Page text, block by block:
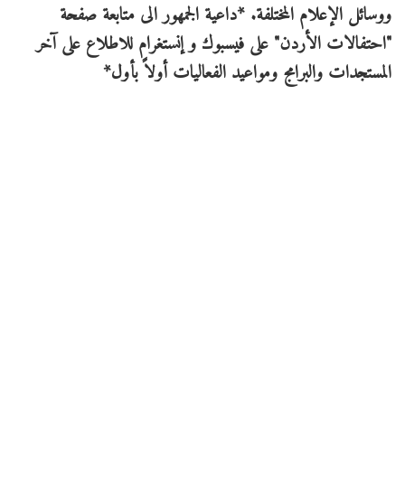
ووسائل الإعلام المختلفة. *داعية الجمهور الى متابعة صفحة
"احتفالات الأردن" على فيسبوك و إنستغرام للاطلاع على آخر
المستجدات والبرامج ومواعيد الفعاليات أولاً بأول*